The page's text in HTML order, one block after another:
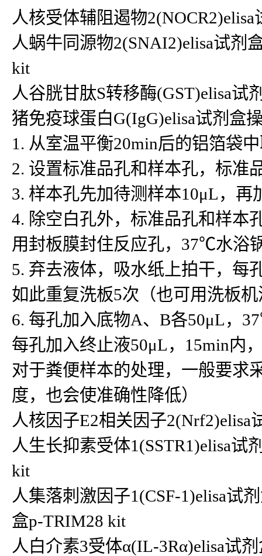
人核受体辅阻遏物
人蜗牛同源物2(SNAI2)elisa试剂
kit
人谷胱甘肽S转移酶(GST)elisa试
猪免疫球蛋白G(IgG)elisa试剂盒
1. 从室温平衡20min后的铝箔袋
2. 设置标准品孔和样本孔，标准
3. 样本孔先加待测样本10μL，
4. 除空白孔外，标准品孔和样本
用封板膜封住反应孔，37℃水浴
5. 弃去液体，吸水纸上拍干，每
如此重复洗板5次（也可用洗板
6. 每孔加入底物A、B各50μL，
每孔加入终止液50μL，15min内
对于粪便样本的处理，一般要求
度，也会使准确性降低）
人核因子E2相关因子2(Nrf2)elisa
人生长抑素受体1(SSTR1)elisa
kit
人集落刺激因子1(CSF-1)elisa试
盒p-TRIM28 kit
人白介素3受体α(IL-3Rα)elisa试